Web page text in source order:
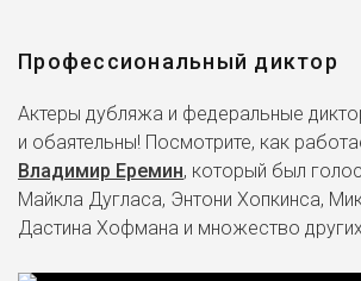
Профессиональный диктор
Актеры дубляжа и федеральные
и обаятельны! Посмотрите, как
Владимир Еремин, который был
Майкла Дугласа, Энтони Хопкинса,
Дастина Хофмана и множество других